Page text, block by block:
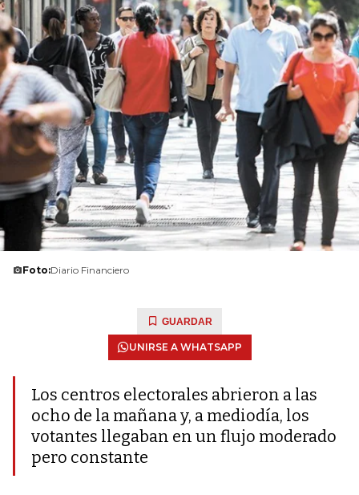
Foto:Diario Financiero
GUARDAR
UNIRSE A WHATSAPP
Los centros electorales abrieron a las
ocho de la mañana y, a mediodía, los
votantes llegaban en un flujo moderado
pero constante